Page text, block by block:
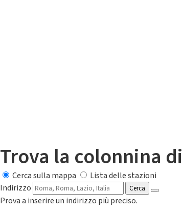
Trova la colonnina
Cerca sulla mappa
Lista delle stazioni
Indirizzo
Cerca
Prova a inserire un indirizzo più preciso.